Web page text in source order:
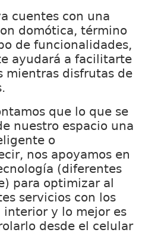
cuentes con una
domótica, término
de funcionalidades,
ayudará a facilitarte
mientras disfrutas de
que lo que se
nuestro espacio una
o
nos apoyamos en
(diferentes
para optimizar al
servicios con los
interior y lo mejor es
desde el celular